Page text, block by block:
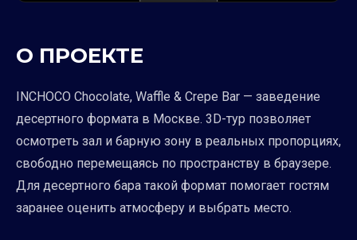
О ПРОЕКТЕ
INCHOCO Chocolate, Waffle & Crepe Bar — заведение
десертного формата в Москве. 3D-тур позволяет
осмотреть зал и барную зону в реальных пропорциях,
свободно перемещаясь по пространству в браузере.
Для десертного бара такой формат помогает гостям
заранее оценить атмосферу и выбрать место.